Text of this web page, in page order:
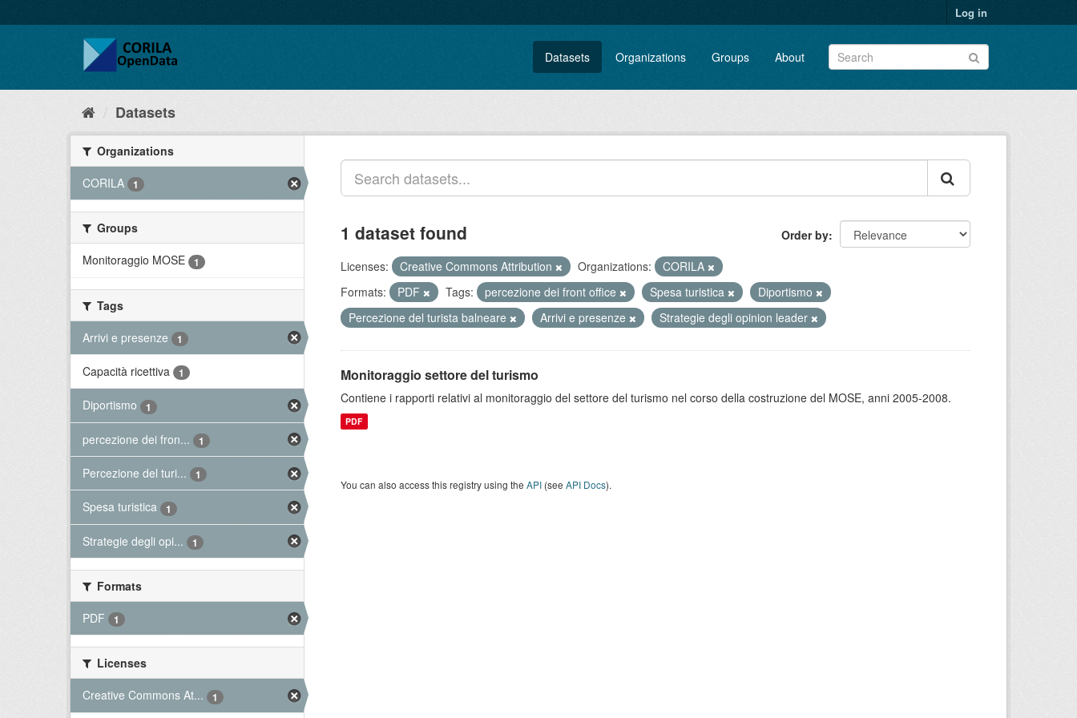
Log in
Datasets Organizations Groups About
Datasets
Organizations
CORILA
1
Groups
Monitoraggio MOSE
1
Tags
Arrivi e presenze
1
Capacità ricettiva 1
Diportismo 1
percezione dei fron... 1
Percezione del turi... 1
Spesa turistica 1
Strategie degli opi... 1
Formats
PDF
1
Licenses
Creative Commons At...
1
Order by
1 dataset found
Licenses: Creative Commons Attribution Organizations:
CORILA
Formats:
PDF Tags: percezione dei front office Spesa turistica
Diportismo
Percezione del turista balneare
Arrivi e presenze Strategie degli opinion leader
Monitoraggio settore del turismo
Contiene i rapporti relativi al monitoraggio del settore del turismo nel corso della costruzione del MOSE, anni 2005-2008.
PDF
You can also access this registry using the API (see API Docs).